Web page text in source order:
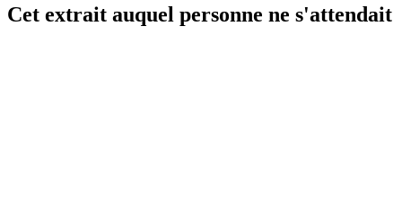
Cet extrait auquel personne ne s'attendait